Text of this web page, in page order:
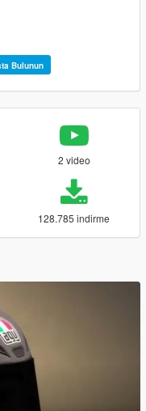
Bulunun
2 video
128.785 indirme